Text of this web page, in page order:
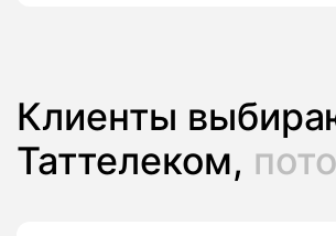
Клиенты
Таттелеком,